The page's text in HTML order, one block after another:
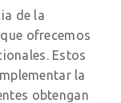
de la
ofrecemos
Estos
la
obtengan